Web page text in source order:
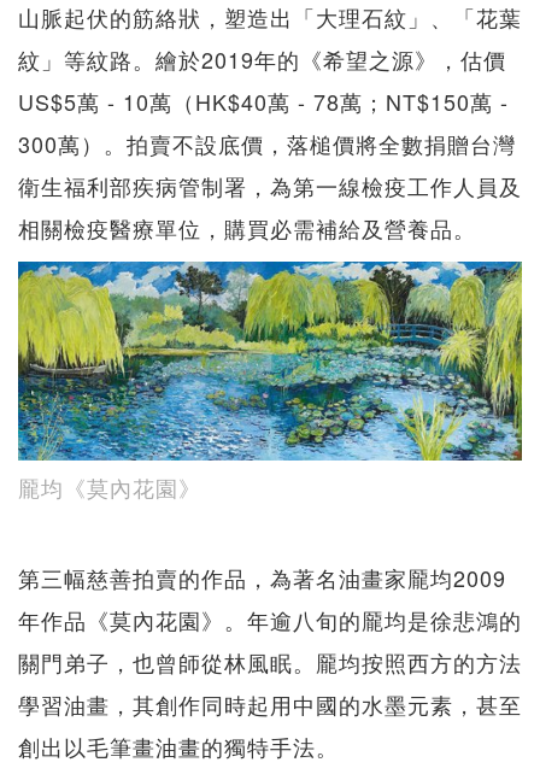
山脈起伏的筋絡狀，塑造出「大理石紋」、「花葉
紋」等紋路。繪於2019年的《希望之源》，估價
US$5萬 - 10萬（HK$40萬 - 78萬；NT$150萬 -
300萬）。拍賣不設底價，落槌價將全數捐贈台灣
衛生福利部疾病管制署，為第一線檢疫工作人員及
相關檢疫醫療單位，購買必需補給及營養品。
龎均《莫內花園》
第三幅慈善拍賣的作品，為著名油畫家龎均2009
年作品《莫內花園》。年逾八旬的龎均是徐悲鴻的
關門弟子，也曾師從林風眠。龎均按照西方的方法
學習油畫，其創作同時起用中國的水墨元素，甚至
創出以毛筆畫油畫的獨特手法。